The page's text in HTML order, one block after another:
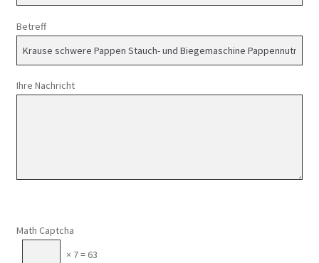
Betreff
Ihre Nachricht
Math Captcha
× 7 = 63